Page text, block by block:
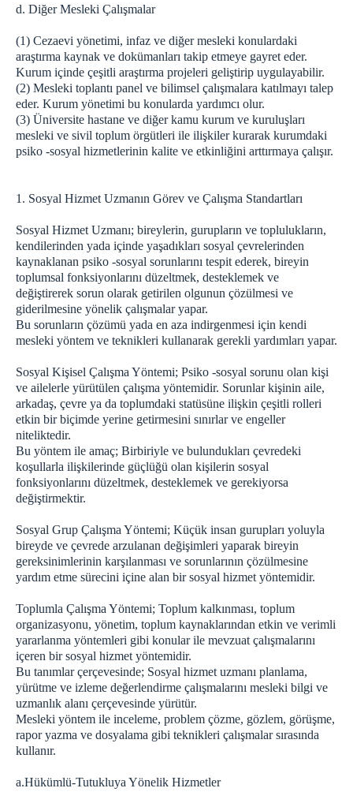
d. Diğer Mesleki Çalışmalar
(1) Cezaevi yönetimi, infaz ve diğer mesleki konulardaki
araştırma kaynak ve dokümanları takip etmeye gayret eder.
Kurum içinde çeşitli araştırma projeleri geliştirip uygulayabilir.
(2) Mesleki toplantı panel ve bilimsel çalışmalara katılmayı talep
eder. Kurum yönetimi bu konularda yardımcı olur.
(3) Üniversite hastane ve diğer kamu kurum ve kuruluşları
mesleki ve sivil toplum örgütleri ile ilişkiler kurarak kurumdaki
psiko -sosyal hizmetlerinin kalite ve etkinliğini arttırmaya çalışır.
1. Sosyal Hizmet Uzmanın Görev ve Çalışma Standartları
Sosyal Hizmet Uzmanı; bireylerin, gurupların ve toplulukların,
kendilerinden yada içinde yaşadıkları sosyal çevrelerinden
kaynaklanan psiko -sosyal sorunlarını tespit ederek, bireyin
toplumsal fonksiyonlarını düzeltmek, desteklemek ve
değiştirerek sorun olarak getirilen olgunun çözülmesi ve
giderilmesine yönelik çalışmalar yapar.
Bu sorunların çözümü yada en aza indirgenmesi için kendi
mesleki yöntem ve teknikleri kullanarak gerekli yardımları yapar.
Sosyal Kişisel Çalışma Yöntemi; Psiko -sosyal sorunu olan kişi
ve ailelerle yürütülen çalışma yöntemidir. Sorunlar kişinin aile,
arkadaş, çevre ya da toplumdaki statüsüne ilişkin çeşitli rolleri
etkin bir biçimde yerine getirmesini sınırlar ve engeller
niteliktedir.
Bu yöntem ile amaç; Birbiriyle ve bulundukları çevredeki
koşullarla ilişkilerinde güçlüğü olan kişilerin sosyal
fonksiyonlarını düzeltmek, desteklemek ve gerekiyorsa
değiştirmektir.
Sosyal Grup Çalışma Yöntemi; Küçük insan gurupları yoluyla
bireyde ve çevrede arzulanan değişimleri yaparak bireyin
gereksinimlerinin karşılanması ve sorunlarının çözülmesine
yardım etme sürecini içine alan bir sosyal hizmet yöntemidir.
Toplumla Çalışma Yöntemi; Toplum kalkınması, toplum
organizasyonu, yönetim, toplum kaynaklarından etkin ve verimli
yararlanma yöntemleri gibi konular ile mevzuat çalışmalarını
içeren bir sosyal hizmet yöntemidir.
Bu tanımlar çerçevesinde; Sosyal hizmet uzmanı planlama,
yürütme ve izleme değerlendirme çalışmalarını mesleki bilgi ve
uzmanlık alanı çerçevesinde yürütür.
Mesleki yöntem ile inceleme, problem çözme, gözlem, görüşme,
rapor yazma ve dosyalama gibi teknikleri çalışmalar sırasında
kullanır.
a.Hükümlü-Tutukluya Yönelik Hizmetler